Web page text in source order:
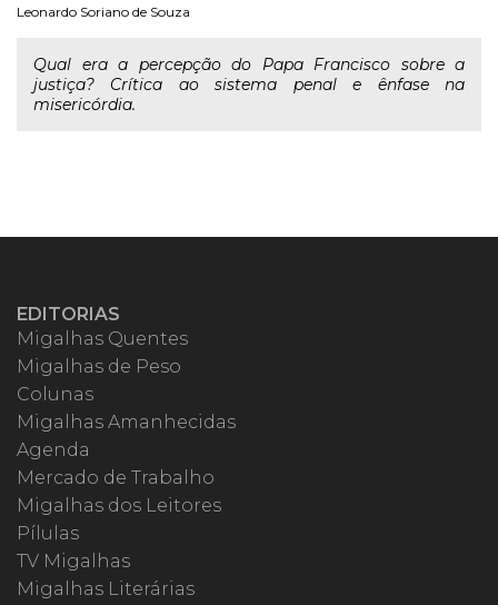
Leonardo Soriano de Souza
Qual era a percepção do Papa Francisco sobre a
justiça? Crítica ao sistema penal e ênfase na
misericórdia.
EDITORIAS
Migalhas Quentes
Migalhas de Peso
Colunas
Migalhas Amanhecidas
Agenda
Mercado de Trabalho
Migalhas dos Leitores
Pílulas
TV Migalhas
Migalhas Literárias